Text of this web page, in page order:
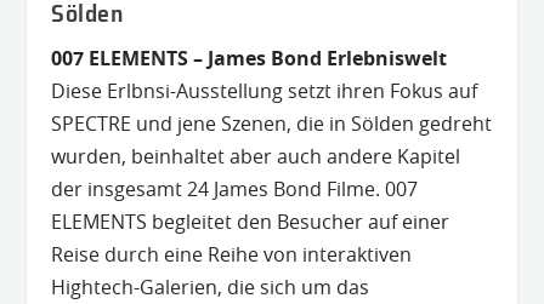
Sölden
007 ELEMENTS – James Bond Erlebniswelt
Diese Erlbnsi-Ausstellung setzt ihren Fokus auf
SPECTRE und jene Szenen, die in Sölden gedreht
wurden, beinhaltet aber auch andere Kapitel
der insgesamt 24 James Bond Filme. 007
ELEMENTS begleitet den Besucher auf einer
Reise durch eine Reihe von interaktiven
Hightech-Galerien, die sich um das